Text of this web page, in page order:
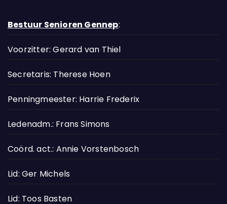
Bestuur Senioren Gennep:
Voorzitter: Gerard van Thiel
Secretaris: Therese Hoen
Penningmeester: Harrie Frederix
Ledenadm.: Frans Simons
Coörd. act.: Annie Vorstenbosch
Lid: Ger Michels
Lid: Toos Basten